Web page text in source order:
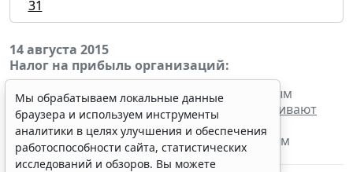
31
14 августа 2015
Налог на прибыль организаций:
- налогоплательщики, для которых отчетным
периодом по налогу является месяц,
уплачивают
налог с доходов в виде процентов по
государственным и муниципальным ценным
бумагам за июль 2015 г.
Мы обрабатываем локальные данные
браузера и используем инструменты
аналитики в целях улучшения и обеспечения
работоспособности сайта, статистических
исследований и обзоров. Вы можете